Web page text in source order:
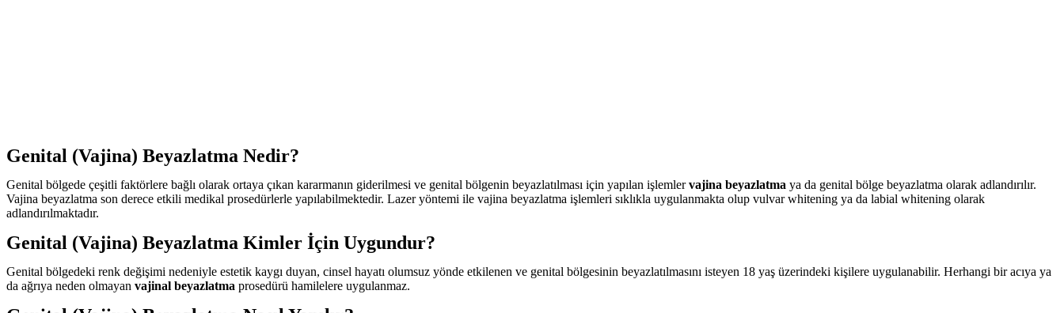
Genital (Vajina) Beyazlatma Nedir?
Genital bölgede çeşitli faktörlere bağlı olarak ortaya çıkan kararmanın giderilmesi ve genital bölgenin beyazlatılması için yapılan işlemlervajina beyazlatma ya da genital bölge beyazlatma olarak adlandırılır.
Vajina beyazlatma son derece etkili medikal prosedürlerle yapılabilmektedir. Lazer yöntemi ile vajina beyazlatma işlemleri sıklıkla uygulanmakta olup vulvar whitening ya da labial whitening olarak
adlandırılmaktadır.
Genital (Vajina) Beyazlatma Kimler İçin Uygundur?
Genital bölgedeki renk değişimi nedeniyle estetik kaygı duyan, cinsel hayatı olumsuz yönde etkilenen ve genital bölgesinin beyazlatılmasını isteyen 18 yaş üzerindeki kişilere uygulanabilir. Herhangi bir acıya ya
da ağrıya neden olmayan vajinal beyazlatma prosedürü hamilelere uygulanmaz.